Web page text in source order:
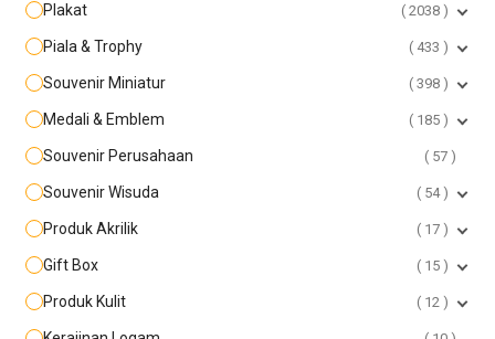
Plakat 2038
Piala & Trophy 433
Souvenir Miniatur 398
Medali & Emblem 185
Souvenir Perusahaan 57
Souvenir Wisuda 54
Produk Akrilik 17
Gift Box 15
Produk Kulit 12